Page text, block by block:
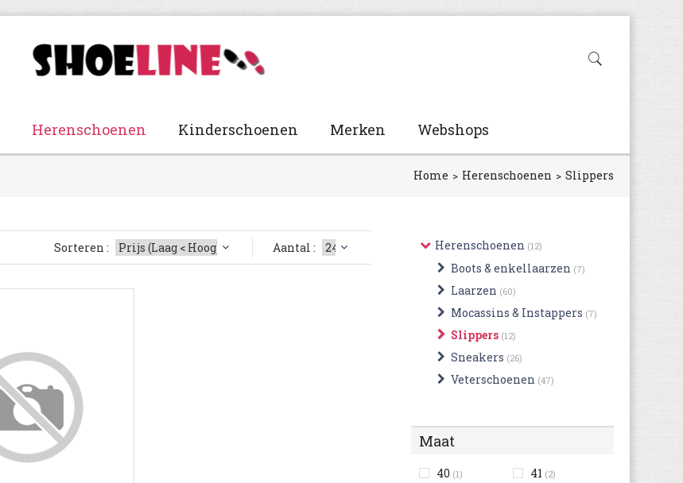
Herenschoenen Kinderschoenen Merken Webshops
Home Herenschoenen Slippers
Herenschoenen (12)
Boots & enkellaarzen (7)
Laarzen (60)
Mocassins & Instappers (7)
Slippers (12)
Sneakers (26)
Veterschoenen (47)
Maat
40 (1) 41 (2)
Sorteren : Aantal :